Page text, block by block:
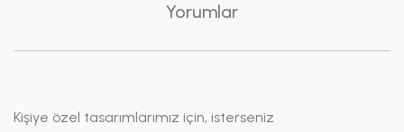
Yorumlar
Kişiye özel tasarımlarımız için, isterseniz